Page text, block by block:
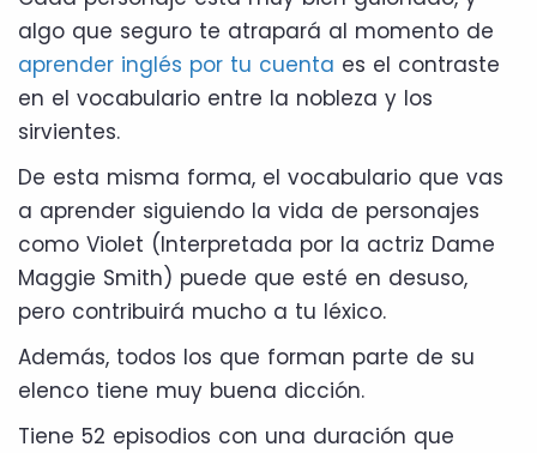
algo que seguro te atrapará al momento de
aprender inglés por tu cuenta es el contraste
en el vocabulario entre la nobleza y los
sirvientes.
De esta misma forma, el vocabulario que vas
a aprender siguiendo la vida de personajes
como Violet (Interpretada por la actriz Dame
Maggie Smith) puede que esté en desuso,
pero contribuirá mucho a tu léxico.
Además, todos los que forman parte de su
elenco tiene muy buena dicción.
Tiene 52 episodios con una duración que